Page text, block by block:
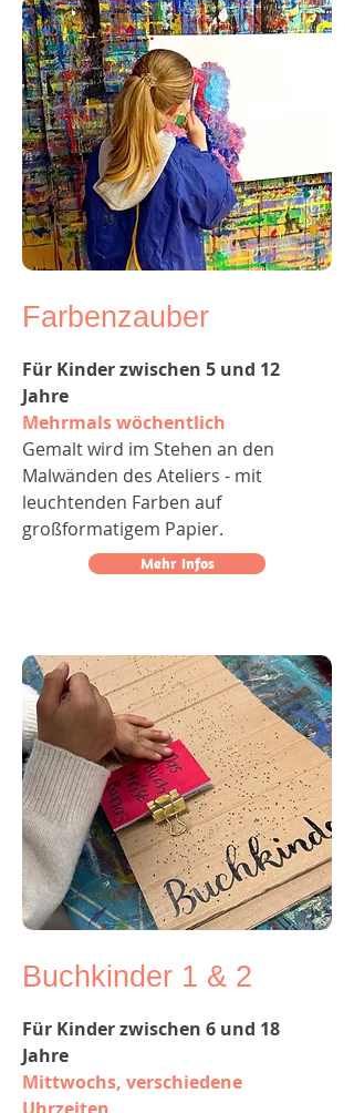
Farbenzauber
Für Kinder zwischen 5 und 12
Jahre
Mehrmals wöchentlich
Gemalt wird im Stehen an den
Malwänden des Ateliers - mit
leuchtenden Farben auf
großformatigem Papier.
Mehr Infos
Buchkinder 1 & 2
Für Kinder zwischen 6 und 18
Jahre
Mittwochs, verschiedene